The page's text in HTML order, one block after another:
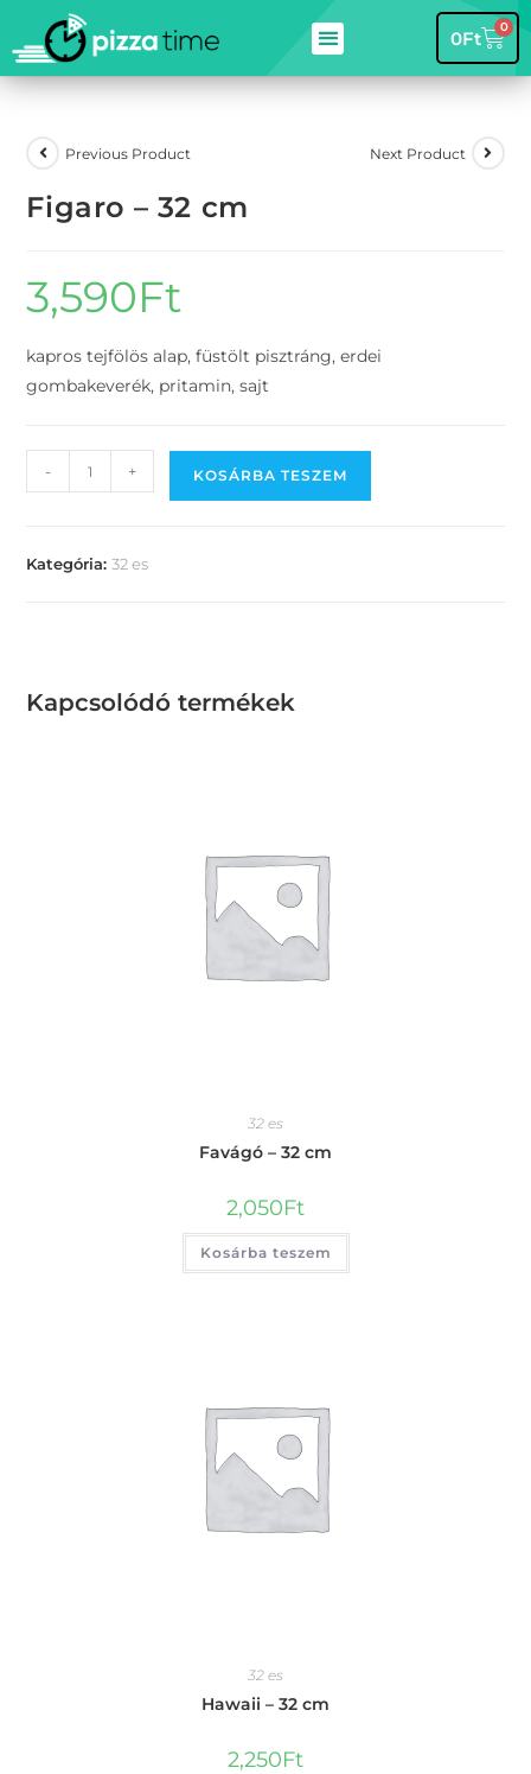
0Ft 0
Previous Product Next Product
Figaro – 32 cm
3,590Ft
kapros tejfölös alap, füstölt pisztráng, erdei
gombakeverék, pritamin, sajt
- + KOSÁRBA TESZEM
Kategória:32 es
Kapcsolódó termékek
32 es
Favágó – 32 cm
2,050Ft
Kosárba teszem
32 es
Hawaii – 32 cm
2,250Ft